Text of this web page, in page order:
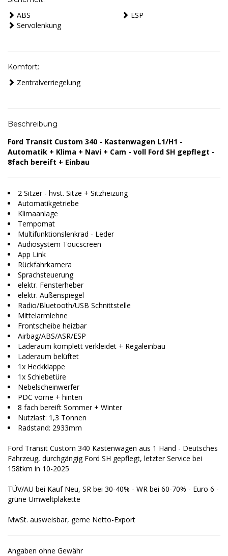
ABS
ESP
Servolenkung
Komfort:
Zentralverriegelung
Beschreibung
Ford Transit Custom 340 - Kastenwagen L1/H1 -
Automatik + Klima + Navi + Cam - voll Ford SH gepflegt -
8fach bereift + Einbau
2 Sitzer - hvst. Sitze + Sitzheizung
Automatikgetriebe
Klimaanlage
Tempomat
Multifunktionslenkrad - Leder
Audiosystem Toucscreen
App Link
Rückfahrkamera
Sprachsteuerung
elektr. Fensterheber
elektr. Außenspiegel
Radio/Bluetooth/USB Schnittstelle
Mittelarmlehne
Frontscheibe heizbar
Airbag/ABS/ASR/ESP
Laderaum komplett verkleidet + Regaleinbau
Laderaum belüftet
1x Heckklappe
1x Schiebetüre
Nebelscheinwerfer
PDC vorne + hinten
8 fach bereift Sommer + Winter
Nutzlast: 1,3 Tonnen
Radstand: 2933mm
Ford Transit Custom 340 Kastenwagen aus 1 Hand - Deutsches
Fahrzeug, durchgängig Ford SH gepflegt, letzter Service bei
158tkm in 10-2025
TÜV/AU bei Kauf Neu, SR bei 30-40% - WR bei 60-70% - Euro 6 -
grüne Umweltplakette
MwSt. ausweisbar, gerne Netto-Export
Angaben ohne Gewähr